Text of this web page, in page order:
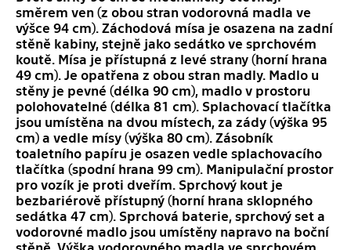
směrem ven (z obou stran vodorovná madla ve
výšce 94 cm). Záchodová mísa je osazena na zadní
stěně kabiny, stejně jako sedátko ve sprchovém
koutě. Mísa je přístupná z levé strany (horní hrana
49 cm). Je opatřena z obou stran madly. Madlo u
stěny je pevné (délka 90 cm), madlo v prostoru
polohovatelné (délka 81 cm). Splachovací tlačítka
jsou umístěna na dvou místech, za zády (výška 95
cm) a vedle mísy (výška 80 cm). Zásobník
toaletního papíru je osazen vedle splachovacího
tlačítka (spodní hrana 99 cm). Manipulační prostor
pro vozík je proti dveřím. Sprchový kout je
bezbariérově přístupný (horní hrana sklopného
sedátka 47 cm). Sprchová baterie, sprchový set a
vodorovné madlo jsou umístěny napravo na boční
stěně. Výška vodorovného madla ve sprchovém